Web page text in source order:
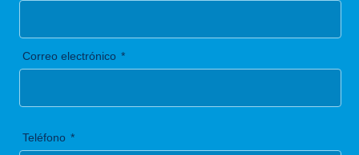
Correo electrónico
Teléfono